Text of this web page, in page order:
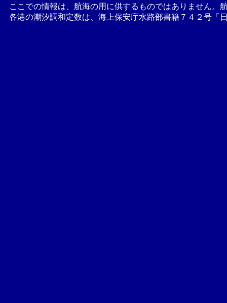
ここでの情報は、航海の用に供するものではありません。
各港の潮汐調和定数は、海上保安庁水路部書籍７４２号「